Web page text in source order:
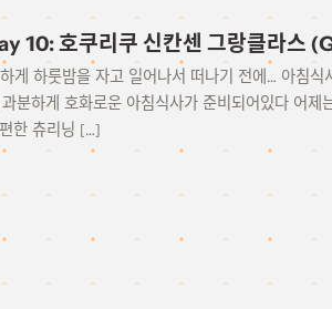
호쿠리쿠 신칸센 그랑클라스
게 하룻밤을 자고 일어나서 떠나기 전에… 아침
분하게 호화로운 아침식사가 준비되어있다 어
한 츄리닝 […]